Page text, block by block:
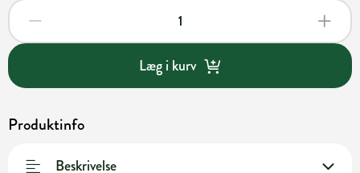
Læg i kurv
Produktinfo
Beskrivelse